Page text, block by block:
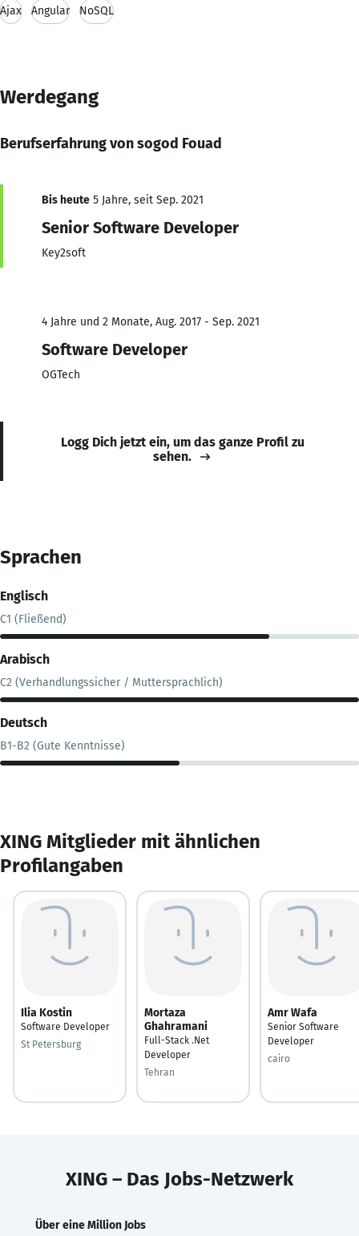
Ajax Angular NoSQL
Werdegang
Berufserfahrung von sogod Fouad
Bis heute 5 Jahre, seit Sep. 2021
Senior Software Developer
Key2soft
4 Jahre und 2 Monate, Aug. 2017 - Sep. 2021
Software Developer
OGTech
Logg Dich jetzt ein, um das ganze Profil zu
sehen.
Sprachen
Englisch
C1 (Fließend)
Arabisch
C2 (Verhandlungssicher / Muttersprachlich)
Deutsch
B1-B2 (Gute Kenntnisse)
XING Mitglieder mit ähnlichen
Profilangaben
Ilia Kostin
Software Developer
St Petersburg
Mortaza
Ghahramani
Full-Stack .Net
Developer
Tehran
Amr Wafa
Senior Software
Developer
cairo
XING – Das Jobs-Netzwerk
Über eine Million Jobs